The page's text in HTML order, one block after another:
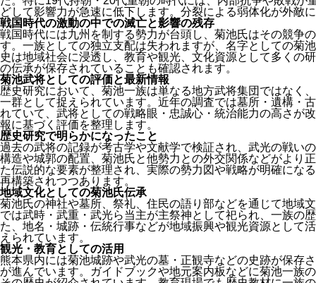
どして影響力が急速に低下します。分裂による弱体化が外敵
戦国時代の激動の中での滅亡と影響の残存
戦国時代には九州を制する勢力が台頭し、菊池氏はその競争
す。一族としての独立支配は失われますが、名字としての菊
史は地域社会に浸透し、教育や観光、文化資源として多くの
の伝承が保存されていることも確認されます。
菊池武将としての評価と最新情報
歴史研究において、菊池一族は単なる地方武将集団ではなく
一群として捉えられています。近年の調査では墓所・遺構・
れていて、武将としての戦略眼・忠誠心・統治能力の高さが
報に基づく評価を整理します。
歴史研究で明らかになったこと
過去の武将の記録が考古学や文献学で検証され、武光の戦い
構造や城郭の配置、菊池氏と他勢力との外交関係などがより
た伝説的な要素が整理され、実際の勢力図や戦略が明確にな
再構築されつつあります。
地域文化としての菊池氏伝承
菊池氏の神社や墓所、祭礼、住民の語り部などを通じて地域
では武時・武重・武光ら当主が主祭神として祀られ、一族の
た、地名・城跡・伝統行事などが地域振興や観光資源として
えられています。
観光・教育としての活用
熊本県内には菊池城跡や武光の墓・正観寺などの史跡が保存
が進んでいます。ガイドブックや地元案内板などに菊池一族